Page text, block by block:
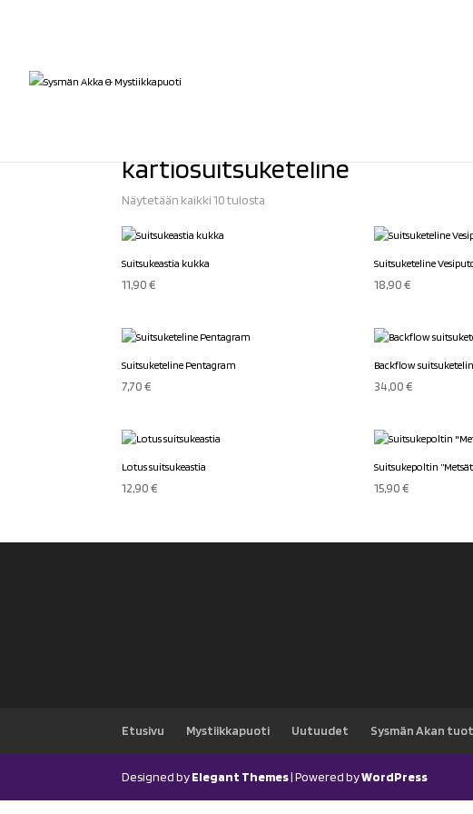
kartiosuitsuketeline
Näytetään kaikki 10 tulosta
Suitsukeastia kukka
11,90€
Suitsuketeline
18,90€
Suitsuketeline Pentagram
7,70€
Backflow
34,00€
Lotus suitsukeastia
12,90€
Suitsukepoltin
15,90€
Etusivu Mystiikkapuoti Uutuudet Sysmän Akan
Designed byElegant Themes| Powered byWordPress